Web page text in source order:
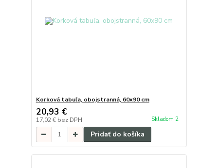
Korková tabuľa, obojstranná, 60x90 cm
20,93 €
17,02 € bez DPH Skladom 2
Pridať do košíka